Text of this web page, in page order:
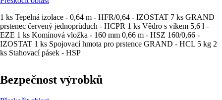
1 ks Tepelná izolace - 0,64 m - HFR/0,64 - IZOSTAT 7 ks GRAND
prstenec červený jednoprůduch - HCPR 1 ks Vědro s víkem 5,6 l -
EZE 1 ks Komínová vložka - 160 mm 0,66 m - HSZ 160/0,66 -
IZOSTAT 1 ks Spojovací hmota pro prstence GRAND - HCL 5 kg 2
ks Stahovací pásek - HSP
Bezpečnost výrobků